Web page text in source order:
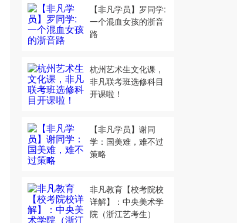
【非凡学员】罗同学:
一个混血女孩的浙音
路
杭州艺术生文化课，
非凡联考班选修科目
开课啦！
【非凡学员】谢同
学：国美难，难不过
策略
非凡教育【校考院校
详解】：中央美术学
院（浙江艺考生）